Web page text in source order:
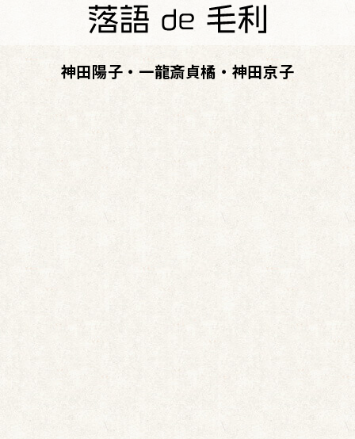
神田陽子・一龍斎貞橘・神田京子